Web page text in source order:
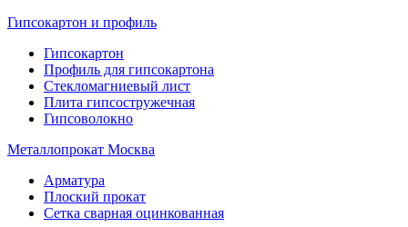
Гипсокартон и профиль
Гипсокартон
Профиль для гипсокартона
Стекломагниевый лист
Плита гипсостружечная
Гипсоволокно
Металлопрокат Москва
Арматура
Плоский прокат
Сетка сварная оцинкованная